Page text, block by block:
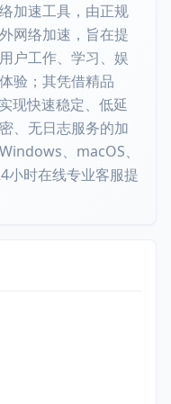
加速工具，由正规
网络加速，旨在提
户工作、学习、娱
验；其凭借精品
现快速稳定、低延
、无日志服务的加
、macOS、
小时在线专业客服提